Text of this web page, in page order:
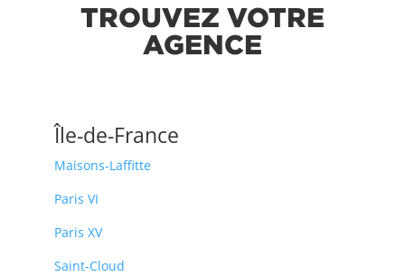
TROUVEZ VOTRE
AGENCE
Île-de-France
Maisons-Laffitte
Paris VI
Paris XV
Saint-Cloud